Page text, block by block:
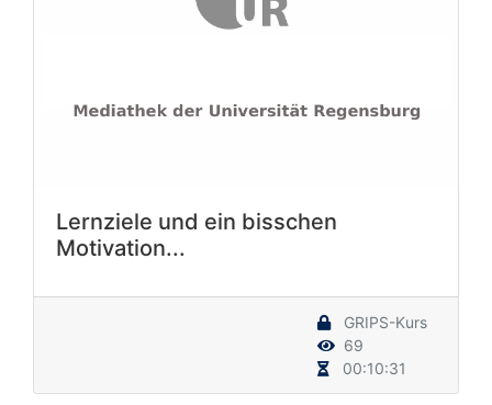
Lernziele und ein bisschen
Motivation...
GRIPS-Kurs
69
00:10:31